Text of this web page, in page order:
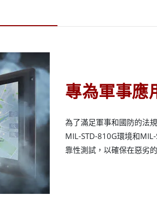
專為軍事應
為了滿足軍事和國防的法
MIL-STD-810G環境和
靠性測試，以確保在惡劣